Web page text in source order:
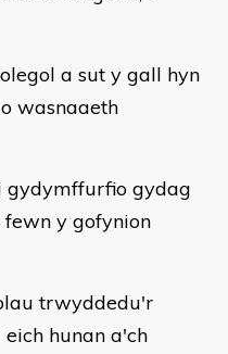
a sut y gall hyn
wasnaaeth
gydymffurfio gydag
y gofynion
trwyddedu'r
hunan a'ch